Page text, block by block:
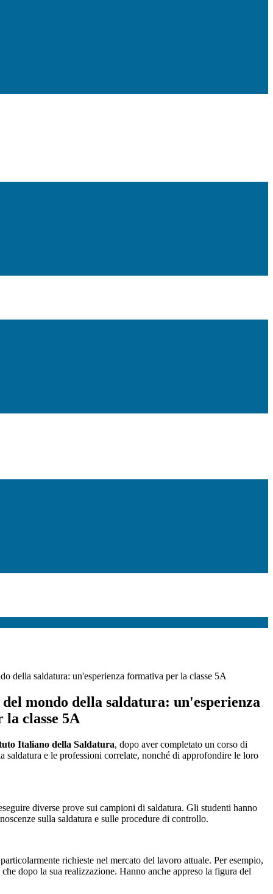
della saldatura: un'esperienza formativa per la classe 5A
mondo della saldatura: un'esperienza
classe 5A
Italiano della Saldatura, dopo aver completato un corso di
e le professioni correlate, nonché di approfondire le loro
diverse prove sui campioni di saldatura. Gli studenti hanno
sulla saldatura e sulle procedure di controllo.
richieste nel mercato del lavoro attuale. Per esempio,
dopo la sua realizzazione. Hanno anche appreso la figura del